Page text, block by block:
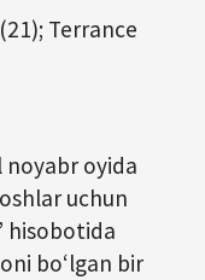
Terrance
noyabr oyida
uchun
hisobotida
bo‘lgan bir